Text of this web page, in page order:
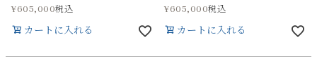
¥605,000税込
カートに入れる
¥605,000税込
カートに入れる